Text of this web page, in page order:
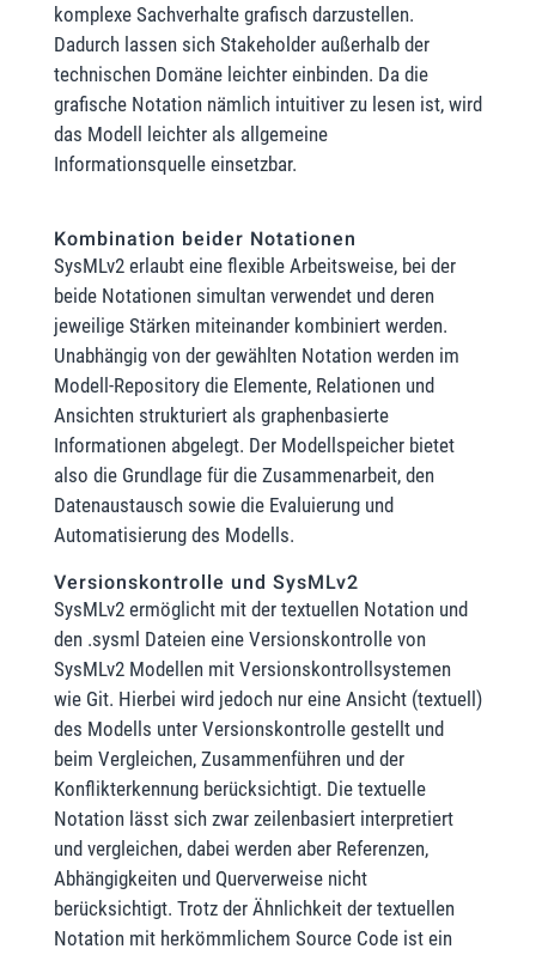
komplexe Sachverhalte grafisch darzustellen.
Dadurch lassen sich Stakeholder außerhalb der
technischen Domäne leichter einbinden. Da die
grafische Notation nämlich intuitiver zu lesen ist, wird
das Modell leichter als allgemeine
Informationsquelle einsetzbar.
Kombination beider Notationen
SysMLv2 erlaubt eine flexible Arbeitsweise, bei der
beide Notationen simultan verwendet und deren
jeweilige Stärken miteinander kombiniert werden.
Unabhängig von der gewählten Notation werden im
Modell-Repository die Elemente, Relationen und
Ansichten strukturiert als graphenbasierte
Informationen abgelegt. Der Modellspeicher bietet
also die Grundlage für die Zusammenarbeit, den
Datenaustausch sowie die Evaluierung und
Automatisierung des Modells.
Versionskontrolle und SysMLv2
SysMLv2 ermöglicht mit der textuellen Notation und
den .sysml Dateien eine Versionskontrolle von
SysMLv2 Modellen mit Versionskontrollsystemen
wie Git. Hierbei wird jedoch nur eine Ansicht (textuell)
des Modells unter Versionskontrolle gestellt und
beim Vergleichen, Zusammenführen und der
Konflikterkennung berücksichtigt. Die textuelle
Notation lässt sich zwar zeilenbasiert interpretiert
und vergleichen, dabei werden aber Referenzen,
Abhängigkeiten und Querverweise nicht
berücksichtigt. Trotz der Ähnlichkeit der textuellen
Notation mit herkömmlichem Source Code ist ein